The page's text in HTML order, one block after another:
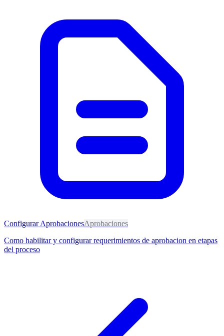
Configurar AprobacionesAprobaciones
Como habilitar y configurar requerimientos de aprobacion en etapas
del proceso